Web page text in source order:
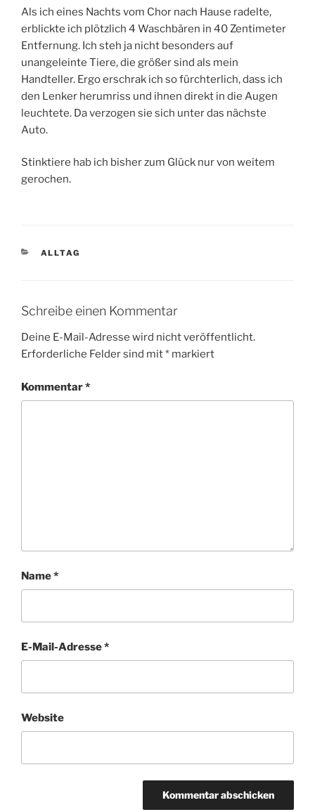
Als ich eines Nachts vom Chor nach Hause radelte,
erblickte ich plötzlich 4 Waschbären in 40 Zentimeter
Entfernung. Ich steh ja nicht besonders auf
unangeleinte Tiere, die größer sind als mein
Handteller. Ergo erschrak ich so fürchterlich, dass ich
den Lenker herumriss und ihnen direkt in die Augen
leuchtete. Da verzogen sie sich unter das nächste
Auto.
Stinktiere hab ich bisher zum Glück nur von weitem
gerochen.
KATEGORIEN
ALLTAG
Schreibe einen Kommentar
Deine E-Mail-Adresse wird nicht veröffentlicht.
Erforderliche Felder sind mit* markiert
Kommentar*
Name*
E-Mail-Adresse*
Website